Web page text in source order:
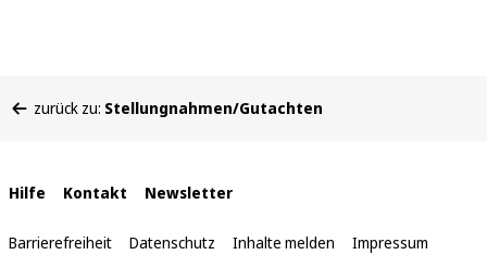
befinden
zurück zu: Stellungnahmen/Gutachten
Interne
Links
Hilfe Kontakt Newsletter
Barrierefreiheit Datenschutz Inhalte melden Impressum